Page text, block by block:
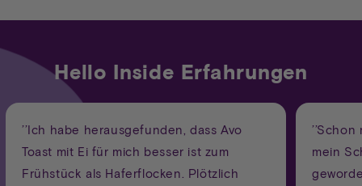
Hello Inside Erfahrungen
’’Ich habe herausgefunden, dass Avo
Toast mit Ei für mich besser ist zum
Frühstück als Haferflocken. Plötzlich
mein